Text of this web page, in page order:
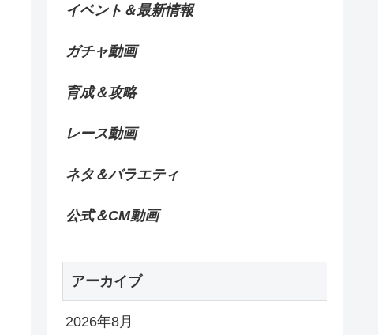
イベント＆最新情報
ガチャ動画
育成＆攻略
レース動画
ネタ＆バラエティ
公式＆CM動画
アーカイブ
2026年8月